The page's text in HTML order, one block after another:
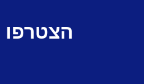
הצטרפו